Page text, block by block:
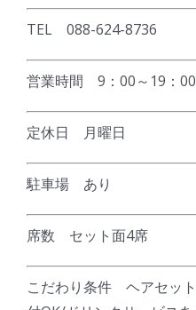
TEL 088-624-8736
営業時間 9：00～19：00
定休日 月曜日
駐車場 あり
席数 セット面4席
こだわり条件 ヘアセッ